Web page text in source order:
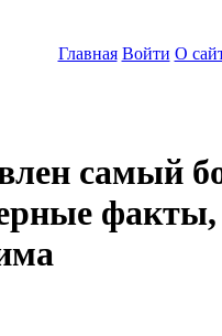
Главная Войти О
самый
факты,